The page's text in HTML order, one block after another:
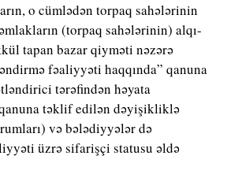
o cümlədən torpaq sahələrinin
(torpaq sahələrinin) alqı-
tapan bazar qiyməti nəzərə
fəaliyyəti haqqında” qanuna
tərəfindən həyata
təklif edilən dəyişikliklə
və bələdiyyələr də
üzrə sifarişçi statusu əldə